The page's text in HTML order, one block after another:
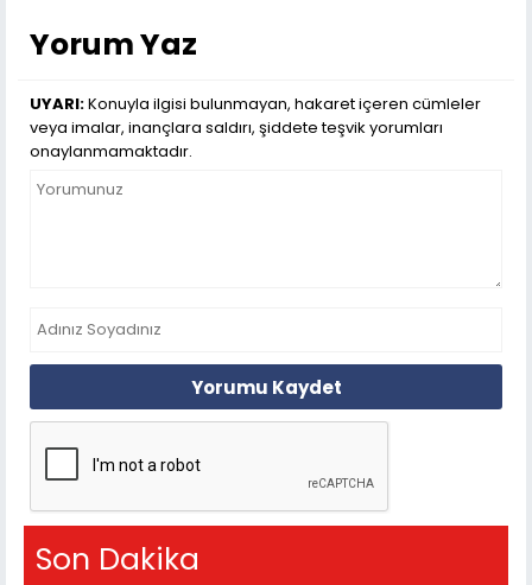
Yorum Yaz
UYARI:Konuyla ilgisi bulunmayan, hakaret içeren cümleler
veya imalar, inançlara saldırı, şiddete teşvik yorumları
onaylanmamaktadır.
Yorumu Kaydet
Son Dakika